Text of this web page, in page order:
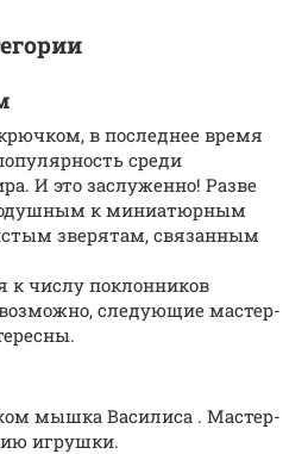
в последнее время
среди
И это заслуженно! Разве
к миниатюрным
зверятам, связанным
к числу поклонников
следующие мастер-
мышка Василиса . Мастер-
игрушки.